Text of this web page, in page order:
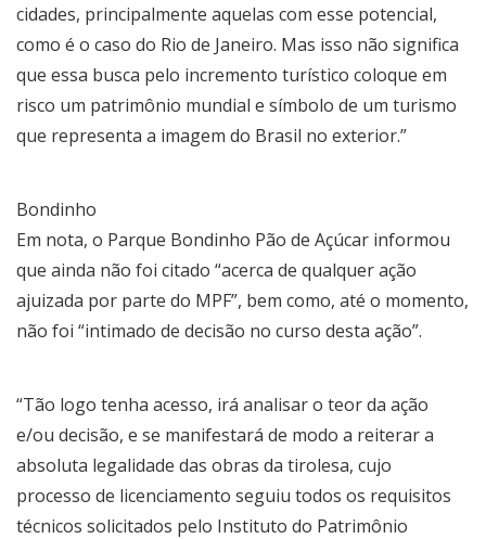
cidades, principalmente aquelas com esse potencial,
como é o caso do Rio de Janeiro. Mas isso não significa
que essa busca pelo incremento turístico coloque em
risco um patrimônio mundial e símbolo de um turismo
que representa a imagem do Brasil no exterior.”
Bondinho
Em nota, o Parque Bondinho Pão de Açúcar informou
que ainda não foi citado “acerca de qualquer ação
ajuizada por parte do MPF”, bem como, até o momento,
não foi “intimado de decisão no curso desta ação”.
“Tão logo tenha acesso, irá analisar o teor da ação
e/ou decisão, e se manifestará de modo a reiterar a
absoluta legalidade das obras da tirolesa, cujo
processo de licenciamento seguiu todos os requisitos
técnicos solicitados pelo Instituto do Patrimônio